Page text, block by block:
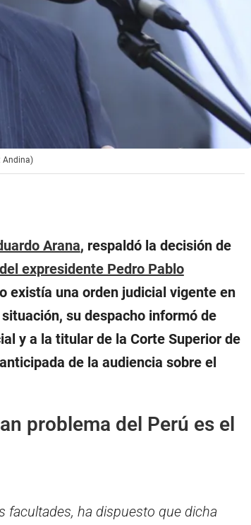
Andina)
Arana, respaldó la decisión de
expresidente Pedro Pablo
existía una orden judicial vigente en
su despacho informó de
y a la titular de la Corte Superior de
de la audiencia sobre el
problema del Perú es el
facultades, ha dispuesto que dicha